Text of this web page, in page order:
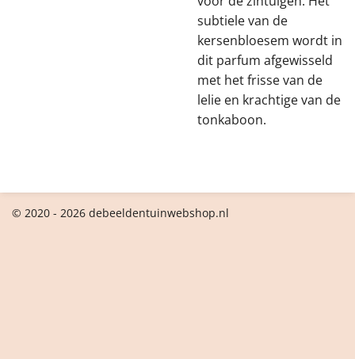
subtiele van de
kersenbloesem wordt in
dit parfum afgewisseld
met het frisse van de
lelie en krachtige van de
tonkaboon.
© 2020 - 2026 debeeldentuinwebshop.nl